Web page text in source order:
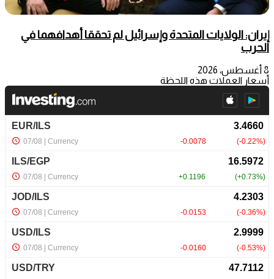
إيران: الولايات المتحدة وإسرائيل لم تحققا أهدافهما في
الحرب
8 أغسطس، 2026
أسعار العملات هذه اللحظة